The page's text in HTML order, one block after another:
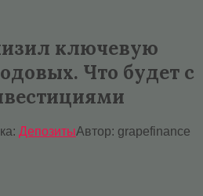
ключевую
Что будет с
ДепозитыАвтор: grapefinance